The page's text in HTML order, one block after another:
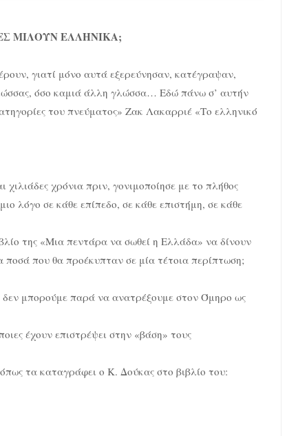
ΜΙΛΟΥΝ ΕΛΛΗΝΙΚΑ;
γιατί μόνο αυτά εξερεύνησαν, κατέγραψαν,
όσο καμιά άλλη γλώσσα… Εδώ πάνω σ’ αυτήν
του πνεύματος» Ζακ Λακαρριέ «Το ελληνικό
χρόνια πριν, γονιμοποίησε με το πλήθος
λόγο σε κάθε επίπεδο, σε κάθε επιστήμη, σε κάθε
της «Μια πεντάρα να σωθεί η Ελλάδα» να δίνουν
που θα προέκυπταν σε μία τέτοια περίπτωση;
δεν μπορούμε παρά να ανατρέξουμε στον Όμηρο ως
έχουν επιστρέψει στην «βάση» τους
τα καταγράφει ο Κ. Δούκας στο βιβλίο του: